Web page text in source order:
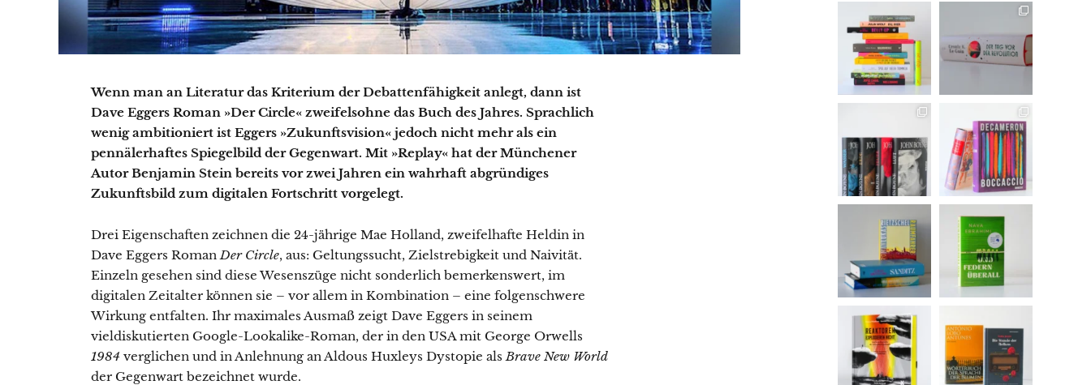
Wenn man an Literatur das Kriterium der Debattenfähigkeit anlegt, dann ist
Dave Eggers Roman »Der Circle« zweifelsohne das Buch des Jahres. Sprachlich
wenig ambitioniert ist Eggers »Zukunftsvision« jedoch nicht mehr als ein
pennälerhaftes Spiegelbild der Gegenwart. Mit »Replay« hat der Münchener
Autor Benjamin Stein bereits vor zwei Jahren ein wahrhaft abgründiges
Zukunftsbild zum digitalen Fortschritt vorgelegt.
Drei Eigenschaften zeichnen die 24-jährige Mae Holland, zweifelhafte Heldin in
Dave Eggers RomanDer Circle, aus: Geltungssucht, Zielstrebigkeit und Naivität.
Einzeln gesehen sind diese Wesenszüge nicht sonderlich bemerkenswert, im
digitalen Zeitalter können sie – vor allem in Kombination – eine folgenschwere
Wirkung entfalten. Ihr maximales Ausmaß zeigt Dave Eggers in seinem
vieldiskutierten Google-Lookalike-Roman, der in den USA mit George Orwells
1984 verglichen und in Anlehnung an Aldous Huxleys Dystopie alsBrave New World
der Gegenwart bezeichnet wurde.